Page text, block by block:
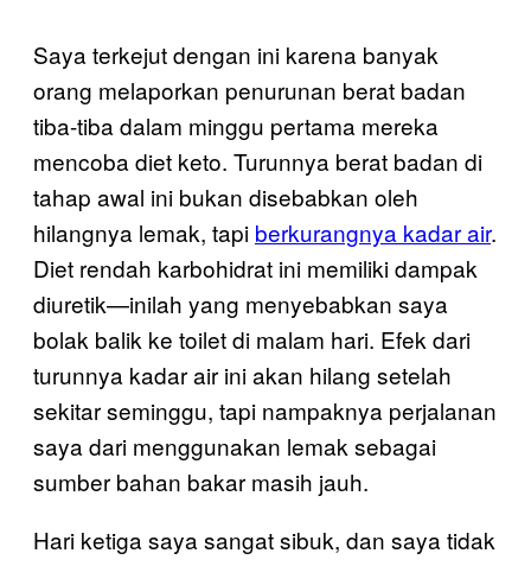
Saya terkejut dengan ini karena banyak
orang melaporkan penurunan berat badan
tiba-tiba dalam minggu pertama mereka
mencoba diet keto. Turunnya berat badan di
tahap awal ini bukan disebabkan oleh
hilangnya lemak, tapi berkurangnya kadar air.
Diet rendah karbohidrat ini memiliki dampak
diuretik—inilah yang menyebabkan saya
bolak balik ke toilet di malam hari. Efek dari
turunnya kadar air ini akan hilang setelah
sekitar seminggu, tapi nampaknya perjalanan
saya dari menggunakan lemak sebagai
sumber bahan bakar masih jauh.
Hari ketiga saya sangat sibuk, dan saya tidak